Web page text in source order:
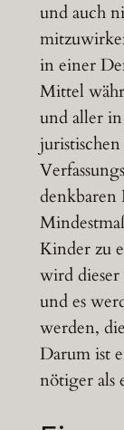
und auch
in einer
Mittel
und aller in
denkbaren
Kinder zu
wird dieser
und es
werden,
Darum ist
nötiger als